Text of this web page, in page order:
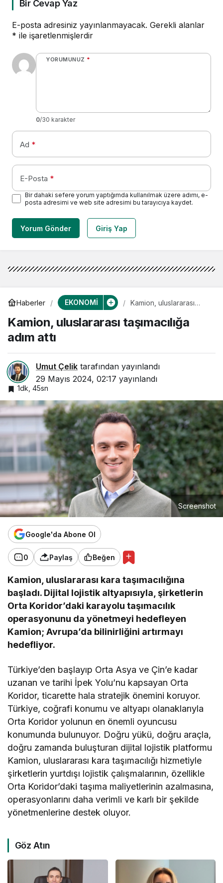
Bir Cevap Yaz
E-posta adresiniz yayınlanmayacak. Gerekli alanlar
* ile işaretlenmişlerdir
YORUMUNUZ *
0/30 karakter
Ad *
E-Posta *
Bir dahaki sefere yorum yaptığımda kullanılmak üzere adımı, e-
posta adresimi ve web site adresimi bu tarayıcıya kaydet.
Yorum Gönder Giriş Yap
Haberler EKONOMİ
Kamion, uluslararası
Kamion, uluslararası taşımacılığa
adım attı
Umut Çelik tarafından yayınlandı
29 Mayıs 2024, 02:17 yayınlandı
1dk, 45sn
Screenshot
Google'da Abone Ol
0 Paylaş Beğen
Kamion, uluslararası kara taşımacılığına
başladı. Dijital lojistik altyapısıyla, şirketlerin
Orta Koridor’daki karayolu taşımacılık
operasyonunu da yönetmeyi hedefleyen
Kamion; Avrupa’da bilinirliğini artırmayı
hedefliyor.
Türkiye’den başlayıp Orta Asya ve Çin’e kadar
uzanan ve tarihi İpek Yolu’nu kapsayan Orta
Koridor, ticarette hala stratejik önemini koruyor.
Türkiye, coğrafi konumu ve altyapı olanaklarıyla
Orta Koridor yolunun en önemli oyuncusu
konumunda bulunuyor. Doğru yükü, doğru araçla,
doğru zamanda buluşturan dijital lojistik platformu
Kamion, uluslararası kara taşımacılığı hizmetiyle
şirketlerin yurtdışı lojistik çalışmalarının, özellikle
Orta Koridor’daki taşıma maliyetlerinin azalmasına,
operasyonlarını daha verimli ve karlı bir şekilde
yönetmenlerine destek oluyor.
Göz Atın